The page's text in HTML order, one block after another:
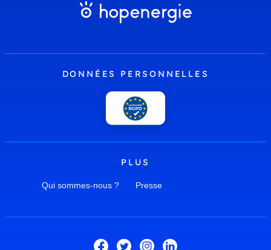
DONNÉES PERSONNELLES
PLUS
Qui sommes-nous ? Presse